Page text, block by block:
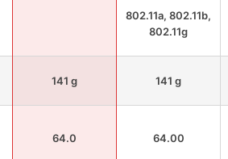
802.11a, 802.11b,
802.11g
141 g 141 g
64.0 64.00